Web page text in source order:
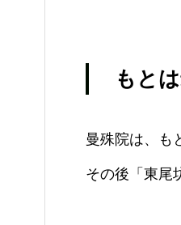
もと
曼殊院は、も
その後「東尾